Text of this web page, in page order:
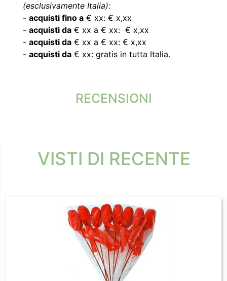
(esclusivamente Italia):
- acquisti fino a € xx: € x,xx
- acquisti da € xx a € xx: € x,xx
- acquisti da € xx a € xx: € x,xx
- acquisti da € xx: gratis in tutta Italia.
RECENSIONI
VISTI DI RECENTE